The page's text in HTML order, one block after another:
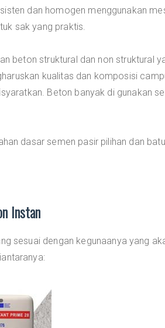
dan homogen menggunakan
sak yang praktis.
beton struktural dan non struktural
kualitas dan komposisi
Beton banyak di gunakan
dasar semen pasir pilihan dan
Instan
sesuai dengan kegunaanya yang